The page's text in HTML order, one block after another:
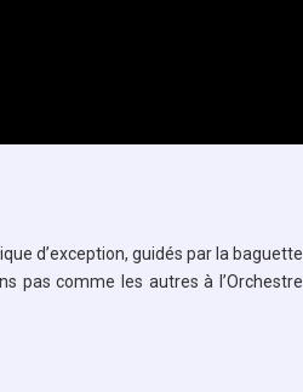
d’exception, guidés par la baguette
pas comme les autres à l’Orchestre